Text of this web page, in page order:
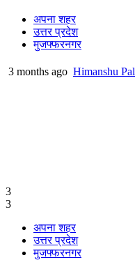
अपना शहर
उत्तर प्रदेश
मुजफ्फरनगर
3 months ago Himanshu Pal
3
3
अपना शहर
उत्तर प्रदेश
मुजफ्फरनगर